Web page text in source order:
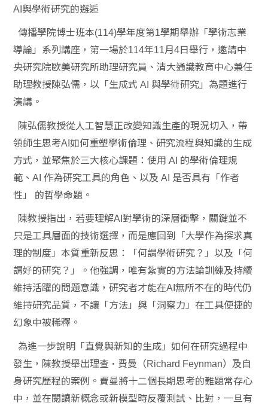
AI 與學術研究的邂逅
傳播學院博士班本(114)學年度第1學期舉辦「學術志業
導論」系列講座，第一場於114年11月4日舉行，邀請中
央研究院歐美研究所助理研究員、清大通識教育中心兼任
助理教授陳弘儒，以「生成式 AI 與學術研究」為題進行
演講。
陳弘儒教授從人工智慧正改變知識生產的現況切入，帶
領師生思考AI如何重塑學術倫理、研究流程與知識的生成
方式，並聚焦於三大核心課題：使用 AI 的學術倫理規
範、AI作為研究工具的角色、以及 AI 是否具有「作者
性」
的哲學命題。
陳教授指出，若要理解AI對學術的深層衝擊，關鍵並不
只是工具層面的技術選擇，而是應回到「大學作為探求真
理的制度」本質重新反思：「何謂學術研究？」以及「何
謂好的研究？」。他強調，唯有紮實的方法論訓練及持續
維持活躍的問題意識，研究者才能在AI無所不在的時代仍
維持研究品質，不讓「方法」與「洞察力」在工具便捷的
幻象中被稀釋。
為進一步說明「直覺與新知的生成」如何在研究過程中
發生，陳教授舉出理查·費曼（Richard Feynman）及自
身研究歷程的案例。費曼將十二個長期思考的難題常存心
中，並在閱讀新概念或新模型時反覆測試、比對，一旦有